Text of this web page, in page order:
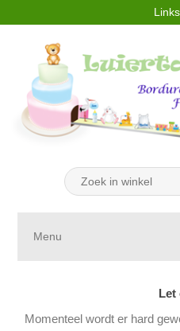
Links
REGISTREREN
Menu
Let
Momenteel wordt er hard